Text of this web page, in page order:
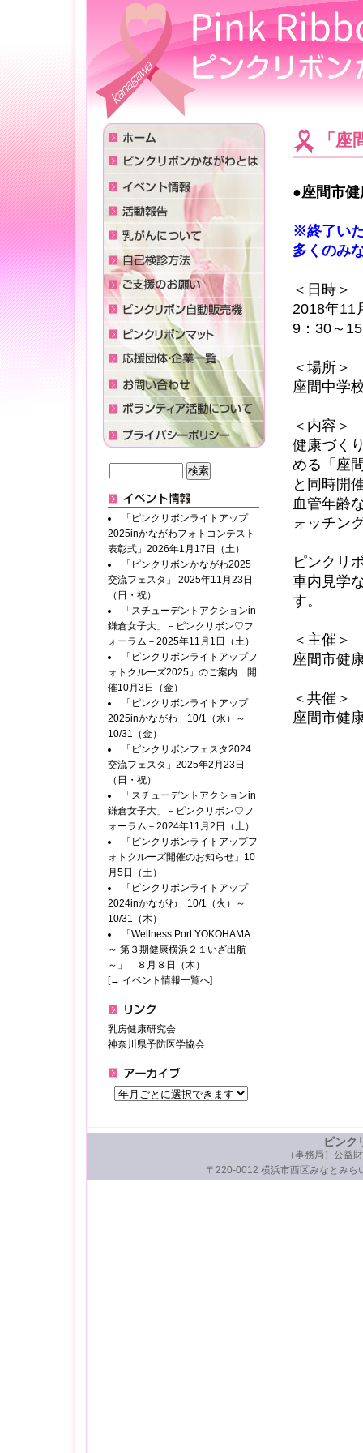
「
●座間市
※終了い
多くのみ
＜日時＞
2018年11
9：30～
＜場所＞
座間中学
＜内容＞
健康づく
める「座
と同時開
血管年齢
ォッチン
ピンクリ
車内見学
す。
＜主催＞
座間市健
＜共催＞
座間市健
「ピンクリボンライトアップ
2025inかながわフォトコンテスト
表彰式」2026年1月17日（土）
「ピンクリボンかながわ2025
交流フェスタ」 2025年11月23日
（日・祝）
「スチューデントアクションin
鎌倉女子大」－ピンクリボン♡フ
ォーラム－2025年11月1日（土）
「ピンクリボンライトアップフ
ォトクルーズ2025」のご案内 開
催10月3日（金）
「ピンクリボンライトアップ
2025inかながわ」10/1（水）～
10/31（金）
「ピンクリボンフェスタ2024
交流フェスタ」2025年2月23日
（日・祝）
「スチューデントアクションin
鎌倉女子大」－ピンクリボン♡フ
ォーラム－2024年11月2日（土）
「ピンクリボンライトアップフ
ォトクルーズ開催のお知らせ」10
月5日（土）
「ピンクリボンライトアップ
2024inかながわ」10/1（火）～
10/31（木）
「Wellness Port YOKOHAMA
～ 第３期健康横浜２１いざ出航
～」 ８月８日（木）
[→ イベント情報一覧へ]
乳房健康研究会
神奈川県予防医学協会
ピンク
（事務局）公益
〒220-0012 横浜市西区みなとみ